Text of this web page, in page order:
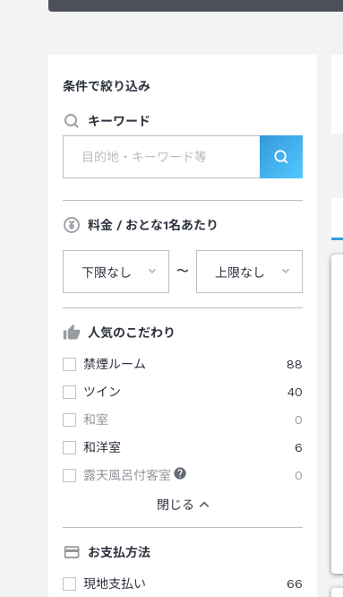
条件で絞り込み
キーワード
料金 / おとな1名あたり
下限なし 〜 上限なし
人気のこだわり
禁煙ルーム
88
ツイン
40
和室
0
和洋室
6
露天風呂付客室
0
閉じる
お支払方法
現地支払い
66